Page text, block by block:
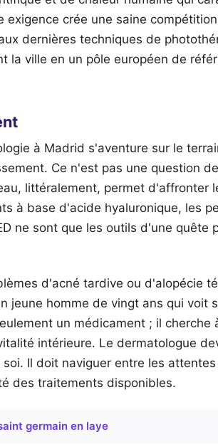
crée une saine
dernières techniques de
la ville en un pôle européen de
à Madrid s'aventure sur le
Ce n'est pas une question
littéralement, permet d'affronter
à base d'acide hyaluronique, les
ne sont que les outils d'une quête
d'acné tardive ou d'alopécie
jeune homme de vingt ans qui voit
un médicament ; il cherche
intérieure. Le dermatologue
Il doit naviguer entre les
des traitements disponibles.
germain en laye